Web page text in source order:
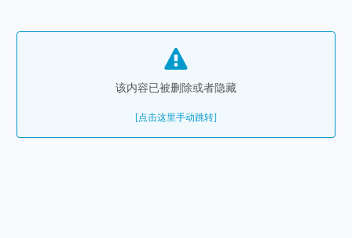
该内容已被删除或者隐藏
[点击这里手动跳转]